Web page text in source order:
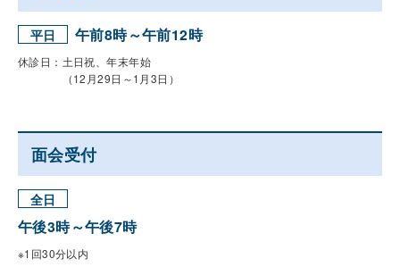
平日 午前8時～午前12時
休診日：土日祝、年末年始
（12月29日～1月3日）
面会受付
全日
午後3時～午後7時
※1回30分以内